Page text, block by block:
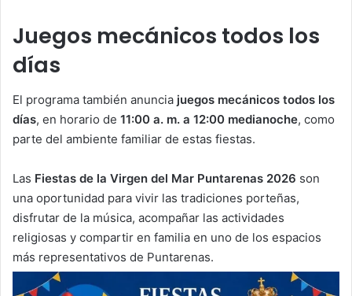
Juegos mecánicos todos los
días
El programa también anuncia juegos mecánicos todos los
días, en horario de 11:00 a. m. a 12:00 medianoche, como
parte del ambiente familiar de estas fiestas.
Las Fiestas de la Virgen del Mar Puntarenas 2026 son
una oportunidad para vivir las tradiciones porteñas,
disfrutar de la música, acompañar las actividades
religiosas y compartir en familia en uno de los espacios
más representativos de Puntarenas.